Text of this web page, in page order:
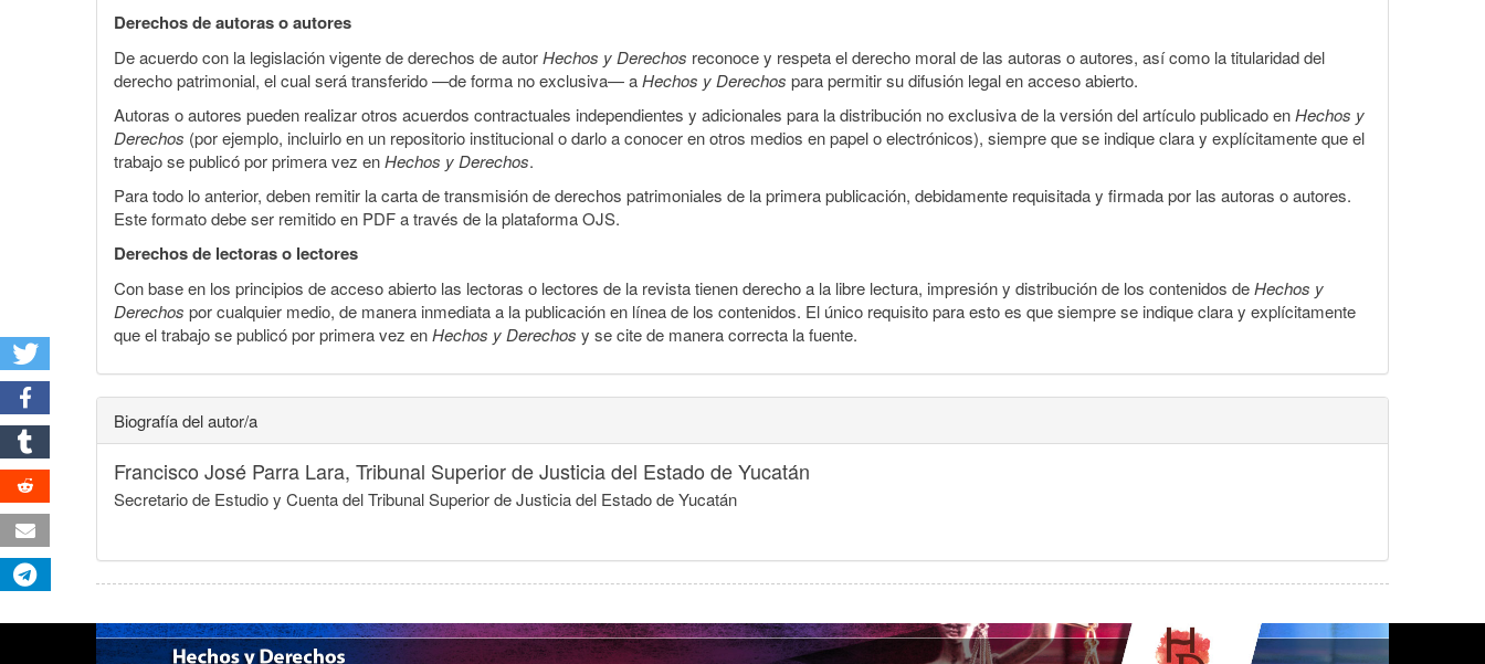
Derechos de autoras o autores
De acuerdo con la legislación vigente de derechos de autorHechos y Derechos reconoce y respeta el derecho moral de las autoras o autores, así como la titularidad del
derecho patrimonial, el cual será transferido —de forma no exclusiva— aHechos y Derechos para permitir su difusión legal en acceso abierto.
Autoras o autores pueden realizar otros acuerdos contractuales independientes y adicionales para la distribución no exclusiva de la versión del artículo publicado enHechos y
Derechos (por ejemplo, incluirlo en un repositorio institucional o darlo a conocer en otros medios en papel o electrónicos), siempre que se indique clara y explícitamente que el
trabajo se publicó por primera vez enHechos y Derechos.
Para todo lo anterior, deben remitir la carta de transmisión de derechos patrimoniales de la primera publicación, debidamente requisitada y firmada por las autoras o autores.
Este formato debe ser remitido en PDF a través de la plataforma OJS.
Derechos de lectoras o lectores
Con base en los principios de acceso abierto las lectoras o lectores de la revista tienen derecho a la libre lectura, impresión y distribución de los contenidos deHechos y
Derechos por cualquier medio, de manera inmediata a la publicación en línea de los contenidos. El único requisito para esto es que siempre se indique clara y explícitamente
que el trabajo se publicó por primera vez enHechos y Derechos y se cite de manera correcta la fuente.
Biografía del autor/a
Francisco José Parra Lara, Tribunal Superior de Justicia del Estado de Yucatán
Secretario de Estudio y Cuenta del Tribunal Superior de Justicia del Estado de Yucatán